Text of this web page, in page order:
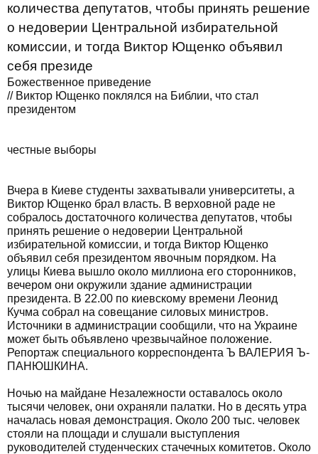
количества депутатов, чтобы принять решение
о недоверии Центральной избирательной
комиссии, и тогда Виктор Ющенко объявил
себя президе
Божественное приведение
// Виктор Ющенко поклялся на Библии, что стал
президентом
честные выборы
Вчера в Киеве студенты захватывали университеты, а
Виктор Ющенко брал власть. В верховной раде не
собралось достаточного количества депутатов, чтобы
принять решение о недоверии Центральной
избирательной комиссии, и тогда Виктор Ющенко
объявил себя президентом явочным порядком. На
улицы Киева вышло около миллиона его сторонников,
вечером они окружили здание администрации
президента. В 22.00 по киевскому времени Леонид
Кучма собрал на совещание силовых министров.
Источники в администрации сообщили, что на Украине
может быть объявлено чрезвычайное положение.
Репортаж специального корреспондента Ъ ВАЛЕРИЯ Ъ-
ПАНЮШКИНА.
Ночью на майдане Незалежности оставалось около
тысячи человек, они охраняли палатки. Но в десять утра
началась новая демонстрация. Около 200 тыс. человек
стояли на площади и слушали выступления
руководителей студенческих стачечных комитетов. Около